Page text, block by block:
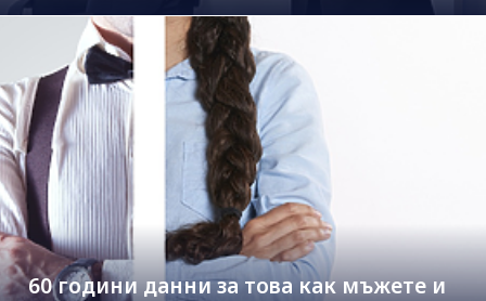
60 години данни за това как мъжете и